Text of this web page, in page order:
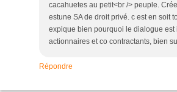
cacahuetes au petit<br /> peuple.
estune SA de droit privé. c est en soit
expique bien pourquoi le dialogue est
actionnaires et co contractants, bien
Répondre